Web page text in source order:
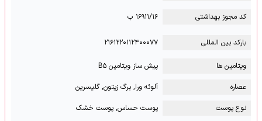
کد مجوز بهداشتی ۱۶۹۱۱/۱۶ ب
بارکد بین المللی ۲۱۶۱۲۲۰۱۱۲۴۰۰۰۷۷
ویتامین ها
پیش ساز ویتامین B۵
عصاره
آلوئه ورا, برگ زیتون, گلیسرین
نوع پوست
پوست حساس, پوست خشک